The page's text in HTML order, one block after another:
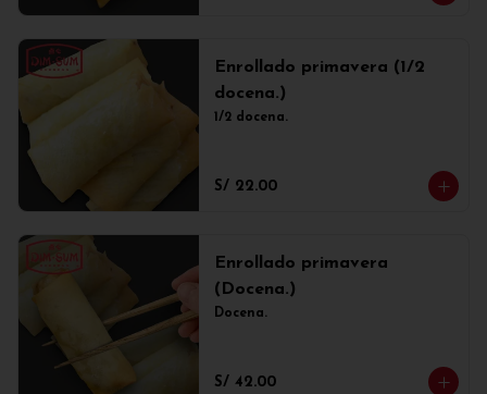
Enrollado primavera (1/2
docena.)
1/2 docena.
S/ 22.00
Enrollado primavera
(Docena.)
Docena.
S/ 42.00